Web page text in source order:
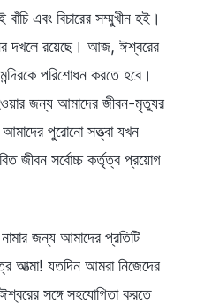
এবং বিচারের সম্মুখীন হই।
দখলে রয়েছে। আজ, ঈশ্বরের
পরিশোধন করতে হবে।
জন্য আমাদের জীবন-মৃত্যুর
পুরোনো সত্ত্বা যখন
জীবন সর্বোচ্চ কর্তৃত্ব প্রয়োগ
জন্য আমাদের প্রতিটি
আত্মা! যতদিন আমরা নিজেদের
সঙ্গে সহযোগিতা করতে